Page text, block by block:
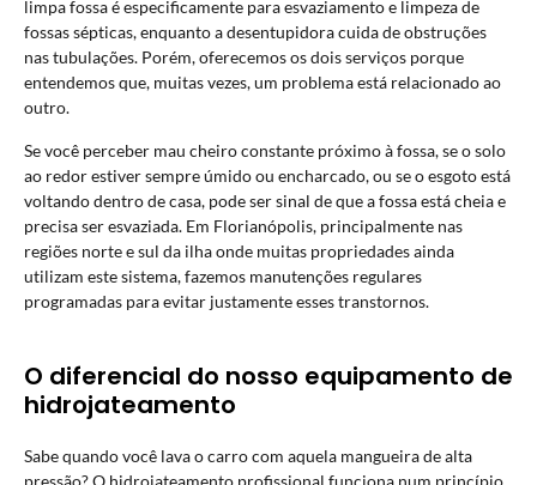
limpa fossa é especificamente para esvaziamento e limpeza de
fossas sépticas, enquanto a desentupidora cuida de obstruções
nas tubulações. Porém, oferecemos os dois serviços porque
entendemos que, muitas vezes, um problema está relacionado ao
outro.
Se você perceber mau cheiro constante próximo à fossa, se o solo
ao redor estiver sempre úmido ou encharcado, ou se o esgoto está
voltando dentro de casa, pode ser sinal de que a fossa está cheia e
precisa ser esvaziada. Em Florianópolis, principalmente nas
regiões norte e sul da ilha onde muitas propriedades ainda
utilizam este sistema, fazemos manutenções regulares
programadas para evitar justamente esses transtornos.
O diferencial do nosso equipamento de
hidrojateamento
Sabe quando você lava o carro com aquela mangueira de alta
pressão? O hidrojateamento profissional funciona num princípio